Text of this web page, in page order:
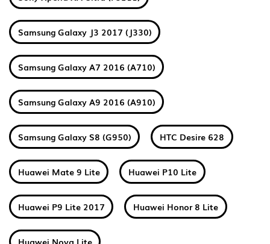
Samsung Galaxy J3 2017 (J330)
Samsung Galaxy A7 2016 (A710)
Samsung Galaxy A9 2016 (A910)
Samsung Galaxy S8 (G950) HTC Desire 628
Huawei Mate 9 Lite Huawei P10 Lite
Huawei P9 Lite 2017 Huawei Honor 8 Lite
Huawei Nova Lite